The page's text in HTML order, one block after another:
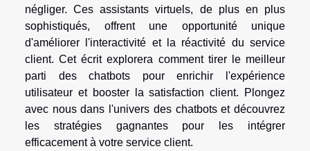
négliger. Ces assistants virtuels, de plus en plus
sophistiqués, offrent une opportunité unique
d'améliorer l'interactivité et la réactivité du service
client. Cet écrit explorera comment tirer le meilleur
parti des chatbots pour enrichir l'expérience
utilisateur et booster la satisfaction client. Plongez
avec nous dans l'univers des chatbots et découvrez
les stratégies gagnantes pour les intégrer
efficacement à votre service client.